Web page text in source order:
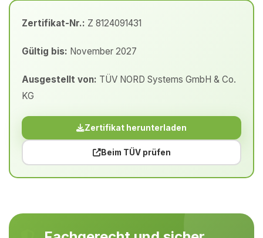
Zertifikat-Nr.: Z 8124091431
Gültig bis: November 2027
Ausgestellt von: TÜV NORD Systems GmbH & Co.
KG
Zertifikat herunterladen
Beim TÜV prüfen